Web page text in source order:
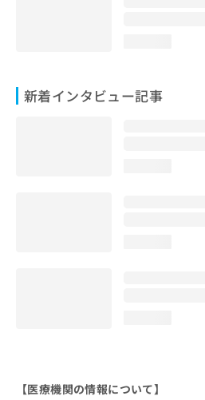
新着インタビュー記事
【医療機関の情報について】